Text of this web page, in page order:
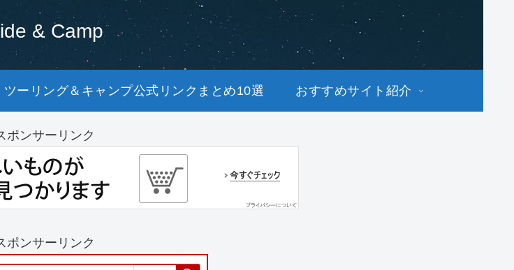
& Camp
ツーリング＆キャンプ公式リンクまとめ10選 おすすめサイト紹介
ポンサーリンク
ポンサーリンク